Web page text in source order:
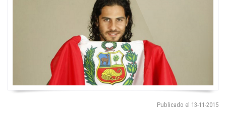
Publicado el 13-11-2015